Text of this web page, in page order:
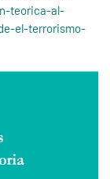
teorica-al-
el-terrorismo-